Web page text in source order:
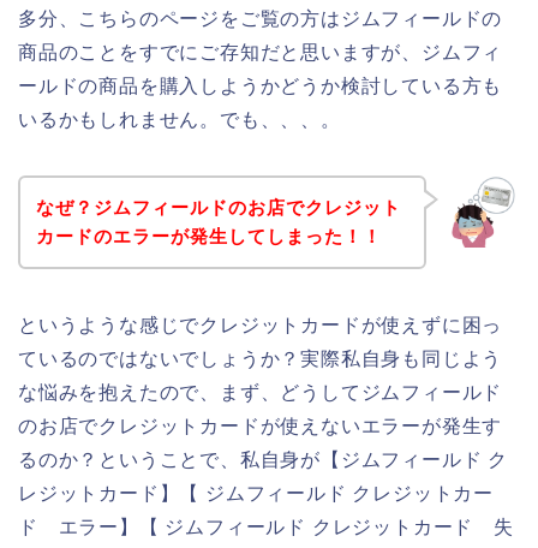
多分、こちらのページをご覧の方はジムフィールドの
商品のことをすでにご存知だと思いますが、ジムフィ
ールドの商品を購入しようかどうか検討している方も
いるかもしれません。でも、、、。
なぜ？ジムフィールドのお店でクレジット
カードのエラーが発生してしまった！！
というような感じでクレジットカードが使えずに困っ
ているのではないでしょうか？実際私自身も同じよう
な悩みを抱えたので、まず、どうしてジムフィールド
のお店でクレジットカードが使えないエラーが発生す
るのか？ということで、私自身が【ジムフィールド ク
レジットカード】【 ジムフィールド クレジットカー
ド エラー】【 ジムフィールド クレジットカード 失